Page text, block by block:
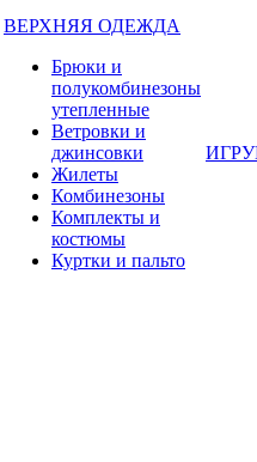
ВЕРХНЯЯ ОДЕЖДА
Брюки и
полукомбинезоны
утепленные
Ветровки и
джинсовки
Жилеты
Комбинезоны
Комплекты и
костюмы
Куртки и пальто